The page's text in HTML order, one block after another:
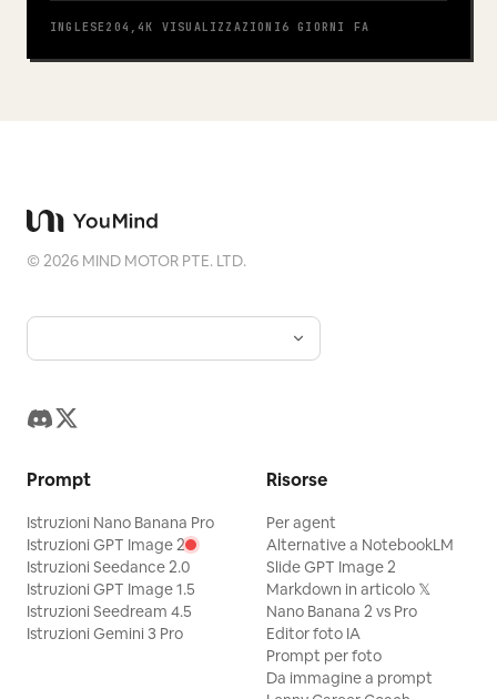
INGLESE 204,4K VISUALIZZAZIONI 6 GIORNI FA
©2026 MIND MOTOR PTE. LTD.
Prompt
Istruzioni Nano Banana Pro
Istruzioni GPT Image 2
Istruzioni Seedance 2.0
Istruzioni GPT Image 1.5
Istruzioni Seedream 4.5
Istruzioni Gemini 3 Pro
Risorse
Per agent
Alternative a NotebookLM
Slide GPT Image 2
Markdown in articolo 𝕏
Nano Banana 2 vs Pro
Editor foto IA
Prompt per foto
Da immagine a prompt